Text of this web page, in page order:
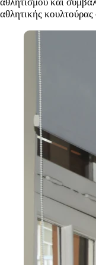
αθλητικής